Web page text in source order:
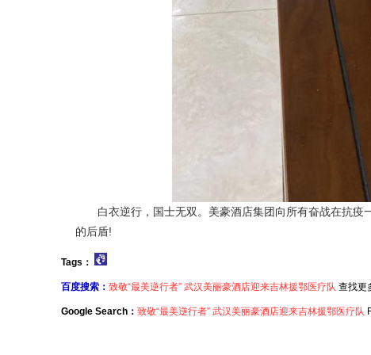
白衣逆行，国士无双。美豪酒店集团向所有奋战在抗疫
的后盾!
Tags：
百度搜索： 致敬“最美逆行者” 武汉美丽豪酒店迎来吉林援鄂医疗队 查找更
Google Search： 致敬“最美逆行者” 武汉美丽豪酒店迎来吉林援鄂医疗队